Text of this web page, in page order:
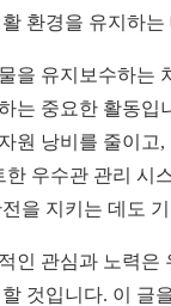
환경을 유지하
을 유지보수하는
는 중요한 활동입
원 낭비를 줄이고
우수관 관리 시
을 지키는 데도
인 관심과 노력은
것입니다. 이 글